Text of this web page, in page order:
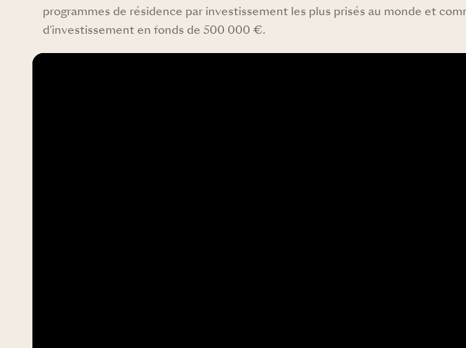
programmes de résidence par investissement les plus prisés au monde et
d'investissement en fonds de 500 000 €.